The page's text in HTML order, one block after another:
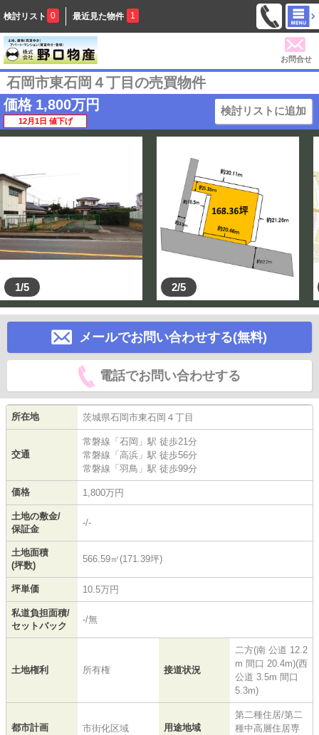
検討リスト 0 最近見た物件 1
お問合せ
石岡市東石岡４丁目の売買物件
価格 1,800万円
12月1日 値下げ
検討リストに追加
1/5 2/5
メールでお問い合わせする(無料)
電話でお問い合わせする
所在地 茨城県石岡市東石岡 ４丁目
交通
常磐線 「 石岡 」駅 徒歩21分
常磐線 「 高浜 」駅 徒歩56分
常磐線 「 羽鳥 」駅 徒歩99分
価格 1,800万円
土地の敷金/
保証金
-/-
土地面積
(坪数)
566.59㎡(171.39坪)
坪単価 10.5万円
私道負担面積/
セットバック
-/無
土地権利 所有権 接道状況
二方(南 公道 12.2
m 間口 20.4m)(西
公道 3.5m 間口
5.3m)
都市計画 市街化区域 用途地域
第二種住居/第二
種中高層住居専